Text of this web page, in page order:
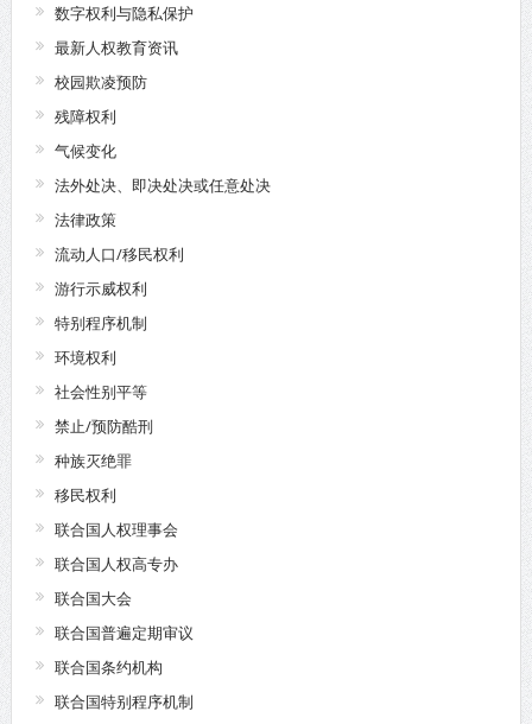
数字权利与隐私保护
最新人权教育资讯
校园欺凌预防
残障权利
气候变化
法外处决、即决处决或任意处决
法律政策
流动人口/移民权利
游行示威权利
特别程序机制
环境权利
社会性别平等
禁止/预防酷刑
种族灭绝罪
移民权利
联合国人权理事会
联合国人权高专办
联合国大会
联合国普遍定期审议
联合国条约机构
联合国特别程序机制